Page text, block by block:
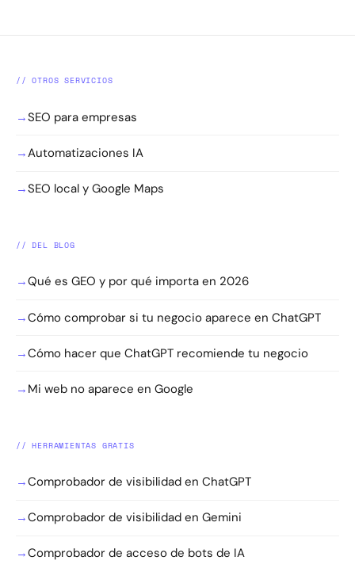
// OTROS SERVICIOS
→SEO para empresas
→Automatizaciones IA
→SEO local y Google Maps
// DEL BLOG
→Qué es GEO y por qué importa en 2026
→Cómo comprobar si tu negocio aparece en ChatGPT
→Cómo hacer que ChatGPT recomiende tu negocio
→ Mi web no aparece en Google
// HERRAMIENTAS GRATIS
→Comprobador de visibilidad en ChatGPT
→Comprobador de visibilidad en Gemini
→Comprobador de acceso de bots de IA